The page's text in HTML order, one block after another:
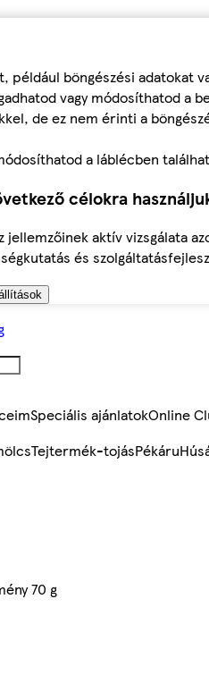
például böngészési adatokat
vagy módosíthatod a
de ez nem érinti a
a láblécben
célokra
jellemzőinek aktív
és
Speciális ajánlatokOnline
Tejtermék-tojásPékáru
70 g